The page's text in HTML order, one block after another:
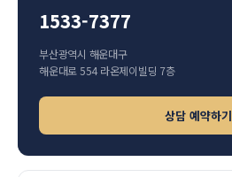
1533-7377
부산광역시 해운대구
해운대로 554 라온제이빌딩 7층
상담 예약하기